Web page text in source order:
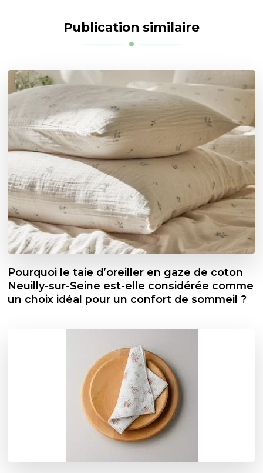
Publication similaire
Pourquoi le taie d’oreiller en gaze de coton
Neuilly-sur-Seine est-elle considérée comme
un choix idéal pour un confort de sommeil ?